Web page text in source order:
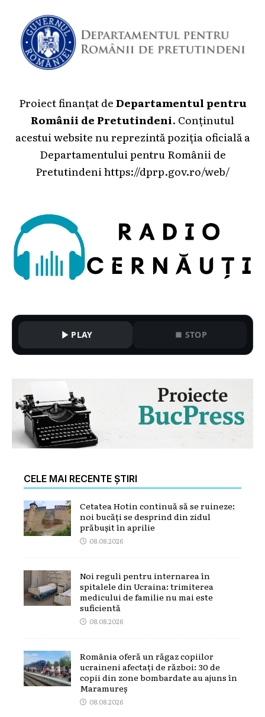
Proiect finanțat deDepartamentul pentru
Românii de Pretutindeni. Conținutul
acestui website nu reprezintă poziția oficială a
Departamentului pentru Românii de
Pretutindeni https://dprp.gov.ro/web/
PLAY STOP
CELE MAI RECENTE ȘTIRI
Cetatea Hotin continuă să se ruineze:
noi bucăți se desprind din zidul
prăbușit în aprilie
08.08.2026
Noi reguli pentru internarea în
spitalele din Ucraina: trimiterea
medicului de familie nu mai este
suficientă
08.08.2026
România oferă un răgaz copiilor
ucraineni afectați de război: 30 de
copii din zone bombardate au ajuns în
Maramureș
08.08.2026